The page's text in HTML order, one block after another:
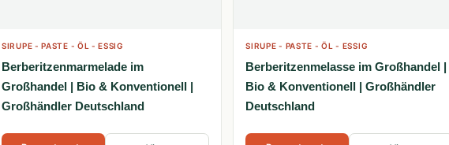
SIRUPE - PASTE - ÖL - ESSIG
Berberitzenmarmelade im
Großhandel | Bio & Konventionell |
Großhändler Deutschland
SIRUPE - PASTE - ÖL - ESSIG
Berberitzenmelasse im Großhandel |
Bio & Konventionell | Großhändler
Deutschland